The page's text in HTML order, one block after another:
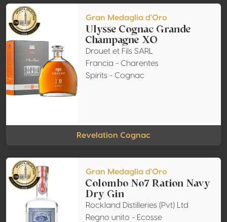
Gran Medaglia d'Oro
Ulysse Cognac Grande
Champagne XO
Drouet et Fils SARL
Francia - Charentes
Spirits - Cognac
Revelation Cognac
Gran Medaglia d'Oro
Colombo No7 Ration Navy
Dry Gin
Rockland Distilleries (Pvt) Ltd
Regno unito - Ecosse